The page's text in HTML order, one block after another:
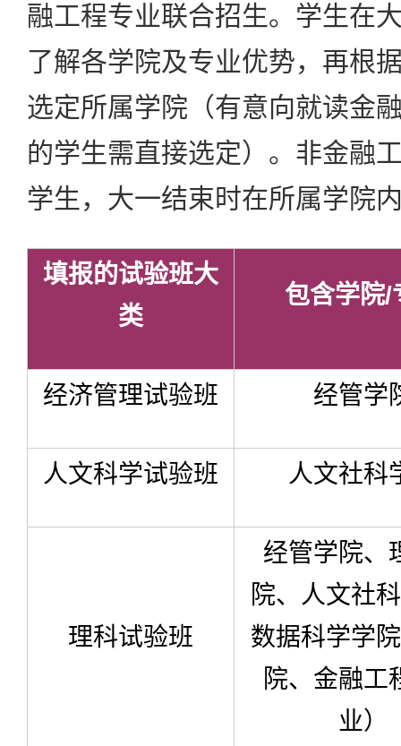
融工程专业联合招生。学生在
了解各学院及专业优势，再根
选定所属学院（有意向就读金
的学生需直接选定）。非金融
学生，大一结束时在所属学院
填报的试验班大
类
包含学院/
经济管理试验班 经管学
人文科学试验班 人文社科
理科试验班
经管学院、
院、人文社
数据科学学
院、金融工
业）